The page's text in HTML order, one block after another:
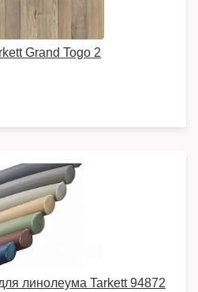
Grand Togo 2
линолеума Tarkett 94872